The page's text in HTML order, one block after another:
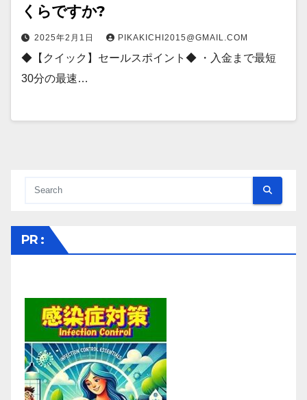
くらですか?
2025年2月1日 PIKAKICHI2015@GMAIL.COM
◆【クイック】セールスポイント◆ ・入金まで最短
30分の最速…
PR :